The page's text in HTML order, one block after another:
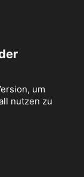
um
nutzen zu